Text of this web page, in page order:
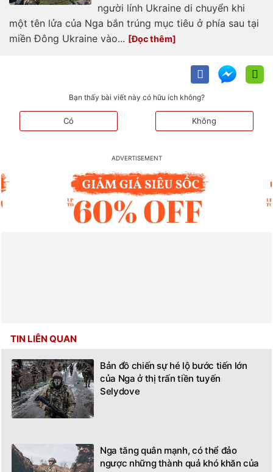
người lính Ukraine di chuyển khi
một tên lửa của Nga bắn trúng mục tiêu ở phía sau tại
miền Đông Ukraine vào...
Bạn thấy bài viết này có hữu ích không?
Có Không
TIN LIÊN QUAN
Bản đồ chiến sự hé lộ bước tiến lớn
của Nga ở thị trấn tiền tuyến
Selydove
Nga tăng quân mạnh, có thể đảo
ngược những thành quả khó khăn của